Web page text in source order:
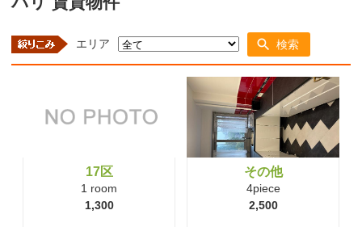
エリア 検索
17区
1 room
1,300
その他
4piece
2,500